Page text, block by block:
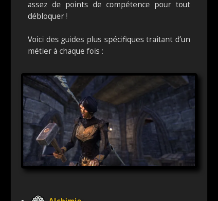
assez de points de compétence pour tout
débloquer !
Voici des guides plus spécifiques traitant d’un
métier à chaque fois :